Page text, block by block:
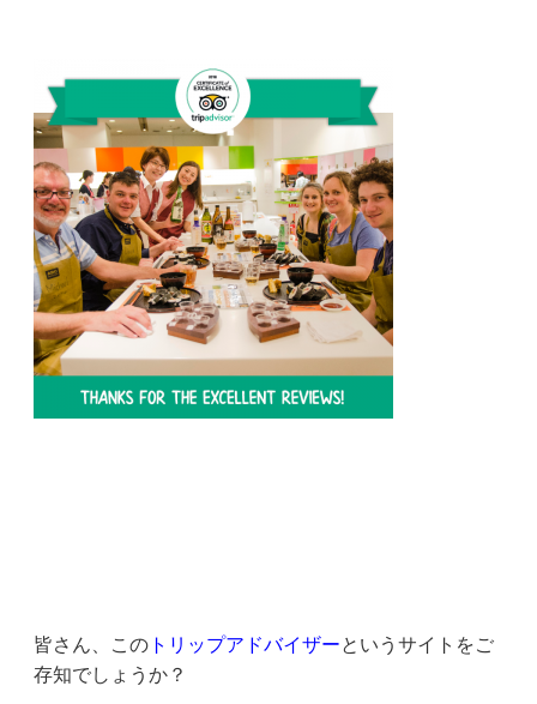
皆さん、この トリップアドバイザーというサイトをご
存知でしょうか？